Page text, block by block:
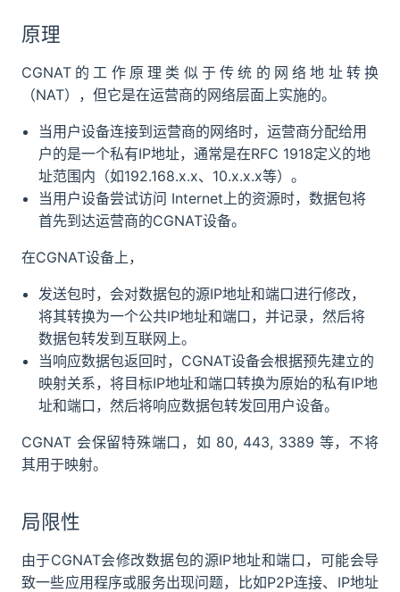
原理
CGNAT的工作原理类似于传统的网络地址转换
（NAT），但它是在运营商的网络层面上实施的。
当用户设备连接到运营商的网络时，运营商分配给用
户的是一个私有IP地址，通常是在RFC 1918定义的地
址范围内（如192.168.x.x、10.x.x.x等）。
当用户设备尝试访问 Internet上的资源时，数据包将
首先到达运营商的CGNAT设备。
在CGNAT设备上，
发送包时，会对数据包的源IP地址和端口进行修改，
将其转换为一个公共IP地址和端口，并记录，然后将
数据包转发到互联网上。
当响应数据包返回时，CGNAT设备会根据预先建立的
映射关系，将目标IP地址和端口转换为原始的私有IP地
址和端口，然后将响应数据包转发回用户设备。
CGNAT 会保留特殊端口，如 80, 443, 3389 等，不将
其用于映射。
局限性
由于CGNAT会修改数据包的源IP地址和端口，可能会导
致一些应用程序或服务出现问题，比如P2P连接、IP地址